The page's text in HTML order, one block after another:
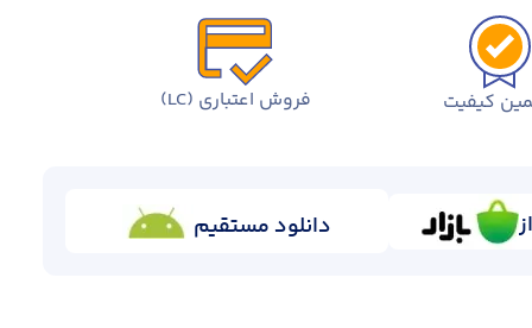
کیفیت فروش اعتباری (LC)
دانلود مستقیم